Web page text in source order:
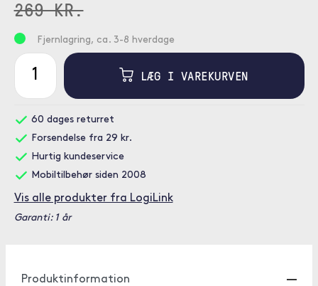
269 KR.
Fjernlagring, ca. 3-8 hverdage
LÆG I VAREKURVEN
60 dages returret
Forsendelse fra 29 kr.
Hurtig kundeservice
Mobiltilbehør siden 2008
Vis alle produkter fra LogiLink
Garanti: 1 år
Produktinformation